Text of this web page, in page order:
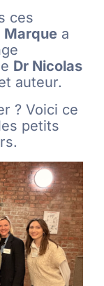
ces
Marque a
Dr Nicolas
auteur.
? Voici ce
petits